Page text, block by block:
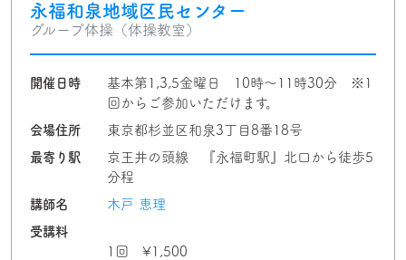
永福和泉地域区民センター
グループ体操（体操教室）
開催日時
基本第1,3,5金曜日 10時〜11時30分 ※1
回からご参加いただけます。
会場住所
東京都杉並区和泉3丁目8番18号
最寄り駅
京王井の頭線 『永福町駅』北口から徒歩5
分程
講師名
木戸 恵理
受講料
1回 ¥1,500